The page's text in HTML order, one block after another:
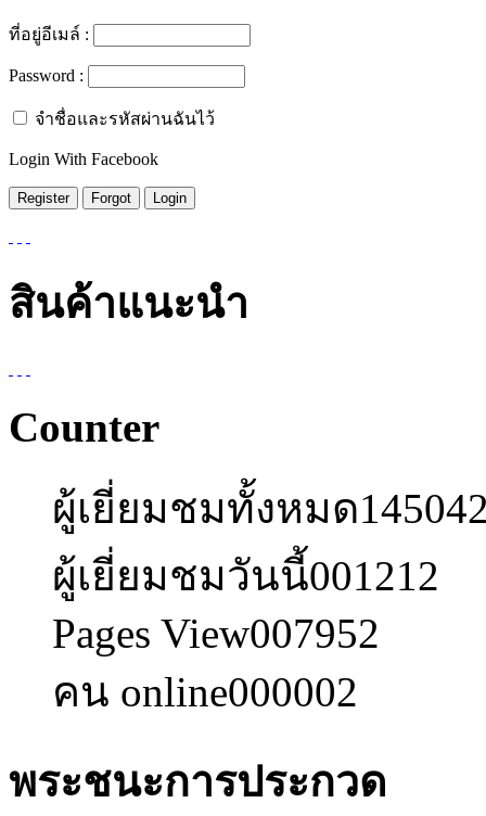
ที่อยู่อีเมล์ :
Password :
จำชื่อและรหัสผ่านฉันไว้
Login With Facebook
สินค้าแนะนำ
Counter
ผู้เยี่ยมชมทั้งหมด
ผู้เยี่ยมชมวันนี้001212
Pages View007952
คน online000002
พระชนะการประกวด